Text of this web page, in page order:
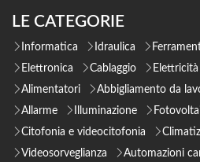
LE CATEGORIE
Informatica Idraulica
Elettronica
Cablaggio Elettricità
Alimentatori
Abbigliamento da
Allarme
Illuminazione
Citofonia e videocitofonia
Videosorveglianza
Automazioni